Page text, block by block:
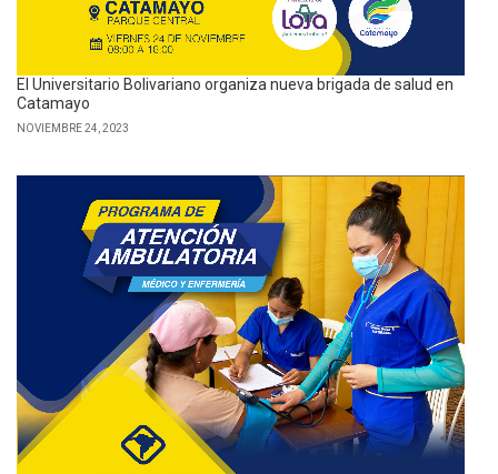
El Universitario Bolivariano organiza nueva brigada de salud en
Catamayo
NOVIEMBRE 24, 2023